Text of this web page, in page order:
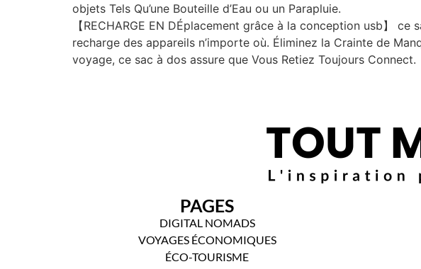
objets Tels Qu’une Bouteille d’Eau ou un Parapluie.
【RECHARGE EN DÉplacement grâce à la conception usb】
recharge des appareils n’importe où. Éliminez la Crainte de
voyage, ce sac à dos assure que Vous Retiez Toujours Connect.
PAGES
DIGITAL NOMADS
VOYAGES ÉCONOMIQUES
ÉCO-TOURISME